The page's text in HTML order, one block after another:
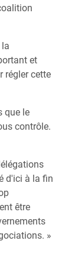
et
régler cette
que le
contrôle.
d'ici à la fin
être
»